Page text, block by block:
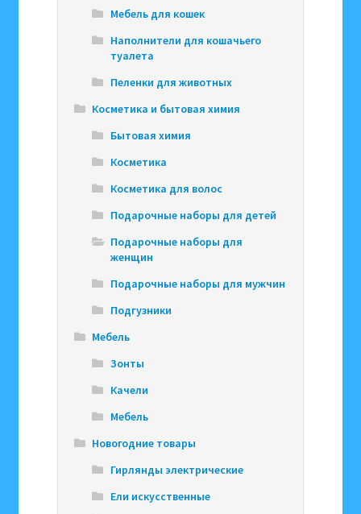
Мебель для кошек
Наполнители для кошачьего
туалета
Пеленки для животных
Косметика и бытовая химия
Бытовая химия
Косметика
Косметика для волос
Подарочные наборы для детей
Подарочные наборы для
женщин
Подарочные наборы для мужчин
Подгузники
Мебель
Зонты
Качели
Мебель
Новогодние товары
Гирлянды электрические
Ели искусственные